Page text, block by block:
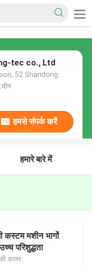
tec co., Ltd
52 Shandong
हमसे संपर्क करें
हमारे बारे में
कस्टम मशीन भागों
परिशुद्धता
डालर